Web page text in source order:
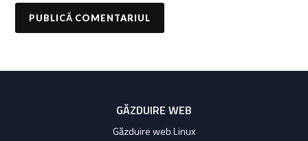
GĂZDUIRE WEB
Găzduire web Linux